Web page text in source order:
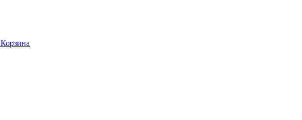
Корзина